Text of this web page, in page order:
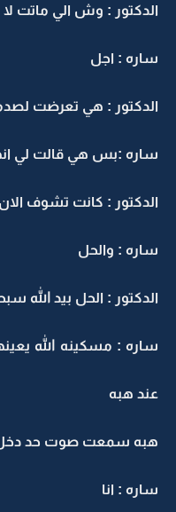
الدكتور : وش الي ماتت لا
ساره : اجل
الدكتور : هي تعرضت
ساره :بس هي قالت لي
الدكتور : كانت تشوف
ساره : والحل
الدكتور : الحل بيد الله
ساره : مسكينه الله
عند هبه
هبه سمعت صوت حد دخل
ساره : انا